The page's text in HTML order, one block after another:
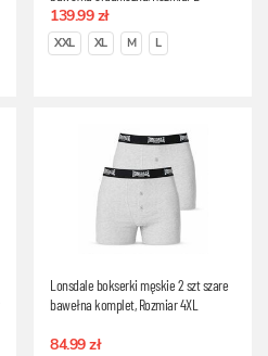
139.99 zł
XXL XL M L
Lonsdale bokserki męskie 2 szt szare
bawełna komplet, Rozmiar 4XL
84.99 zł